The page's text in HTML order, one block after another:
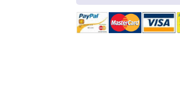
Allora iscriviti alla nostra newsletter!
Sarai informato delle nostre novità, potrai
comunque cancellarti quando desideri.